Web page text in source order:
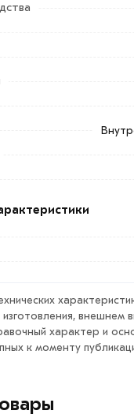
для профильных
коррозии,
вид конструкции.
. Также можете купить
внешнем
характер и
к моменту